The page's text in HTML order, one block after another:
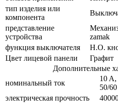
тип изделия или
компонента
представление
устройства
zamak
функция выключателя
Н.О.
Цвет лицевой панели
Графит
Дополнительные
номинальный ток
10
50/
электрическая прочность